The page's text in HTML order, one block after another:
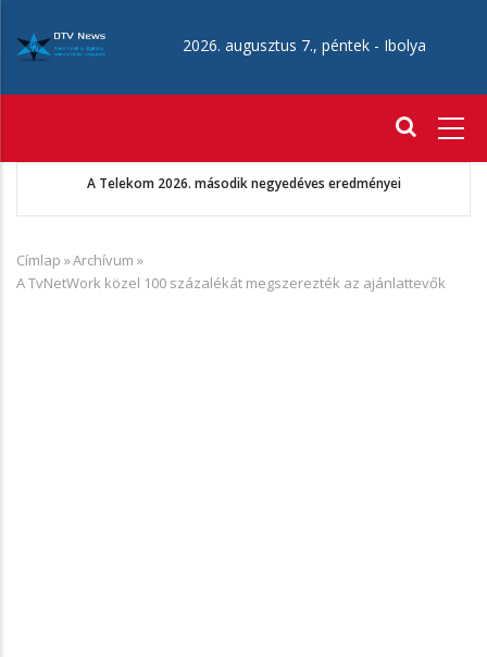
tartalomra
2026. augusztus 7., péntek - Ibolya
A Telekom 2026. második negyedéves eredményei
Morzsa
Címlap »Archívum »
A TvNetWork közel 100 százalékát megszerezték az ajánlattevők